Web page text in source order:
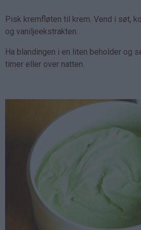
Pisk kremfløten til krem. Vend i søt,
og vaniljeekstrakten.
Ha blandingen i en liten beholder og
timer eller over natten.